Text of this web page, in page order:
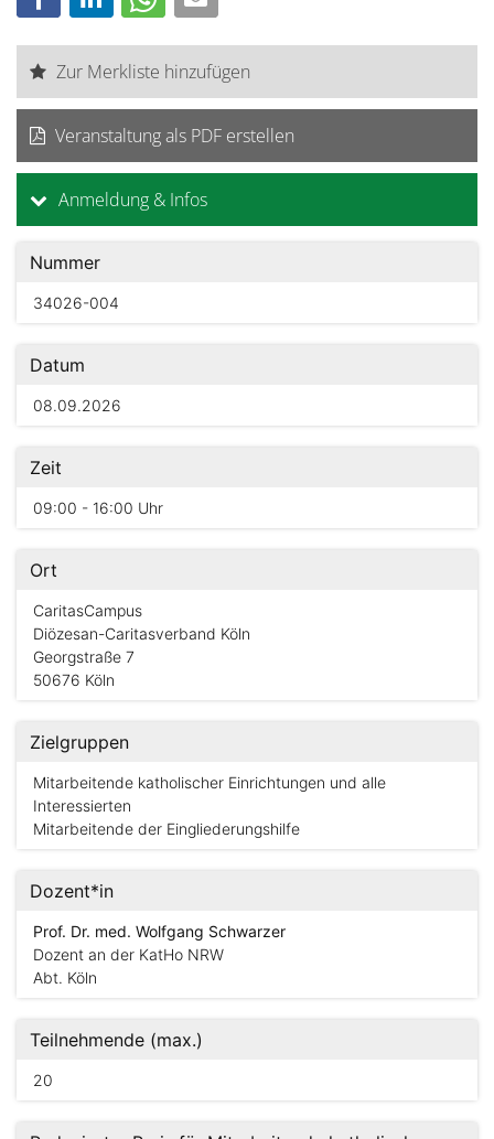
Zur Merkliste hinzufügen
Veranstaltung als PDF erstellen
Anmeldung & Infos
Nummer
34026-004
Datum
08.09.2026
Zeit
09:00 - 16:00 Uhr
Ort
CaritasCampus
Diözesan-Caritasverband Köln
Georgstraße 7
50676 Köln
Zielgruppen
Mitarbeitende katholischer Einrichtungen und alle
Interessierten
Mitarbeitende der Eingliederungshilfe
Dozent*in
Prof. Dr. med. Wolfgang Schwarzer
Dozent an der KatHo NRW
Abt. Köln
Teilnehmende (max.)
20